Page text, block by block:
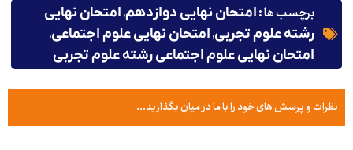
برچسب ها :امتحان نهایی دوازدهم,امتحان نهایی
رشته علوم تجربی,امتحان نهایی علوم اجتماعی,
امتحان نهایی علوم اجتماعی رشته علوم تجربی
نظرات و پرسش های خود را با ما در میان بگذارید...